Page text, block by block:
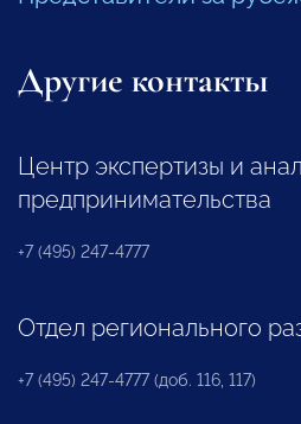
Другие контакты
Центр экспертизы и
предпринимательства
+7 (495) 247-4777
Отдел регионального
+7 (495) 247-4777 (доб. 116, 117)